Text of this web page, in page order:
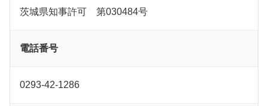
茨城県知事許可 第030484号
電話番号
0293-42-1286